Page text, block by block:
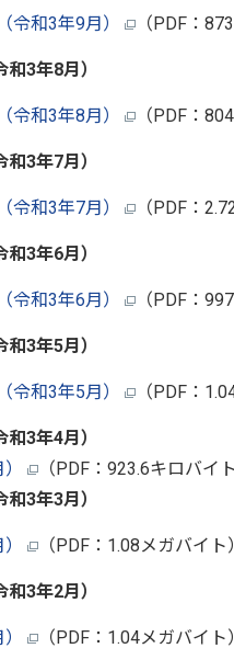
和3年9月） （PDF：
和3年8月）
和3年8月） （PDF：
和3年7月）
和3年7月） （PDF：
和3年6月）
和3年6月） （PDF：
和3年5月）
和3年5月） （PDF：
和3年4月）
（PDF：923.6キロバイト
和3年3月）
（PDF：1.08メガバイト）
和3年2月）
（PDF：1.04メガバイト）